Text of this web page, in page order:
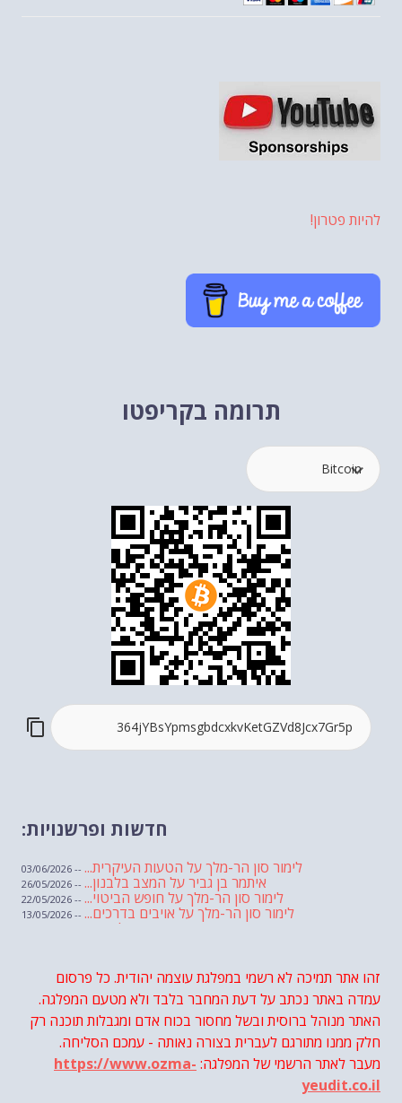
להיות פטרון!
תרומה בקריפטו
חדשות ופרשנויות:
לימור סון הר-מלך על הטעות העיקרית... -- 03/06/2026
איתמר בן גביר על המצב בלבנון... -- 26/05/2026
לימור סון הר-מלך על חופש הביטוי... -- 22/05/2026
לימור סון הר-מלך על אויבים בדרכים... -- 13/05/2026
שבועת אמונים לדעאש
לימור סון הר-מלך על חוק...-- 19/04/2026
מיכאל בן ארי על פרשת הת...
מיכאל בן ארי על פרשת הת... -- 10/04/2026
השר בן גביר במקום נפילת הטיל.... -- 06/04/2026
חוק עונש מוות למחבלים...-- 29/03/2026
מיכאל בן ארי על פרשת השבוע ת... -- 27/03/2026
מיכאל בן ארי על פרשת השבוע ת...-- 20/03/2026
זהו אתר תמיכה לא רשמי במפלגת עוצמה יהודית. כל פרסום
עמדה באתר נכתב על דעת המחבר בלבד ולא מטעם המפלגה.
האתר מנוהל ברוסית ובשל מחסור בכוח אדם ומגבלות תוכנה רק
חלק ממנו מתורגם לעברית בצורה נאותה - עמכם הסליחה.
מעבר לאתר הרשמי של המפלגה: https://www.ozma-
yeudit.co.il